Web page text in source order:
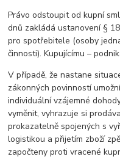
Právo odstoupit od kupní
dnů zakládá ustanovení §
pro spotřebitele (osoby
činnosti). Kupujícímu –
V případě, že nastane
zákonných povinností
individuální vzájemné
vyměnit, vyhrazuje si
prokazatelně spojených s
logistikou a přijetím zboží
započteny proti vracené